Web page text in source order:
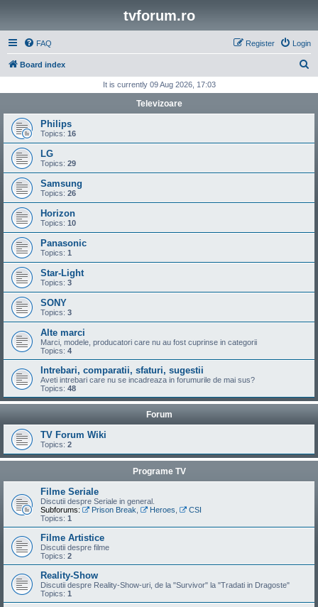
tvforum.ro
FAQ Login
Register
Board index
r
It is currently 09 Aug 2026, 17:03
Televizoare
Philips
Topics: 16
LG
Topics: 29
Samsung
Topics: 26
Horizon
Topics: 10
Panasonic
Topics: 1
Star-Light
Topics: 3
SONY
Topics: 3
Alte marci
Marci, modele, producatori care nu au fost cuprinse in categorii
Topics: 4
Intrebari, comparatii, sfaturi, sugestii
Aveti intrebari care nu se incadreaza in forumurile de mai sus?
Topics: 48
Forum
TV Forum Wiki
Topics: 2
Programe TV
Filme Seriale
Discutii despre Seriale in general.
Subforums:
Prison Break Heroes
CSI
Topics: 1
Filme Artistice
Discutii despre filme
Topics: 2
Reality-Show
Discutii despre Reality-Show-uri, de la "Survivor" la "Tradati in Dragoste"
Topics: 1